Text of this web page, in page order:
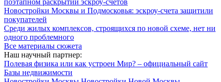
поэтапном раскрытии эскроу-счетов
Новостройки Москвы и Подмосковья: эскроу-счета защитили
покупателей
Среди жилых комплексов, строящихся по новой схеме, нет ни
одного проблемного
Все материалы сюжета
Наш научный партнер:
Полевая физика или как устроен Мир? – официальный сайт
Базы недвижимости